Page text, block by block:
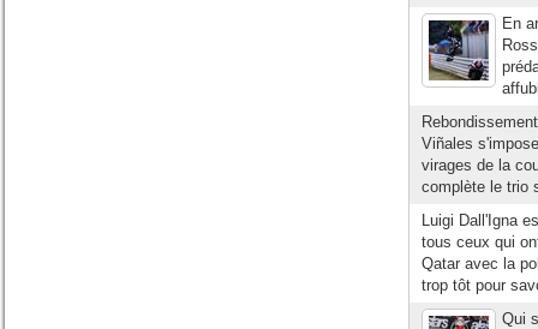
En
Viñales
virages de la
complète le trio
Luigi Dall'Igna
tous ceux qui
Qatar avec la
trop tôt pour
Qui